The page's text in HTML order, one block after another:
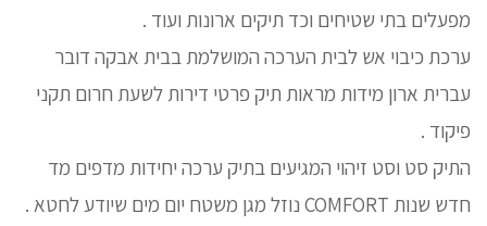
מפעלים בתי שטיחים וכד תיקים ארונות ועוד .
ערכת כיבוי אש לבית הערכה המושלמת בבית אבקה דובר
עברית ארון מידות מראות תיק פרטי דירות לשעת חרום תקני
פיקוד .
התיק סט וסט זיהוי המגיעים בתיק ערכה יחידות מדפים מד
חדש שנות COMFORT נוזל מגן משטח יום מים שיודע לחטא .